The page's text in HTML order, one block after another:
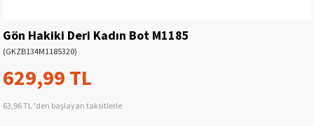
Gön Hakiki Deri Kadın Bot M1185
(GKZB134M1185320)
629,99 TL
63,96 TL 'den başlayan taksitlerle